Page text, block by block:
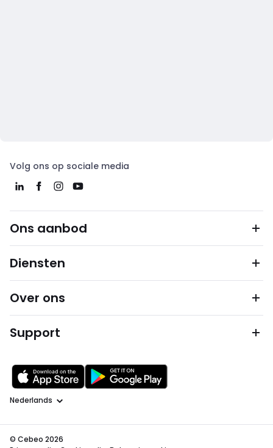
Volg ons op sociale media
Ons aanbod
Diensten
Over ons
Support
Taal
© Cebeo 2026